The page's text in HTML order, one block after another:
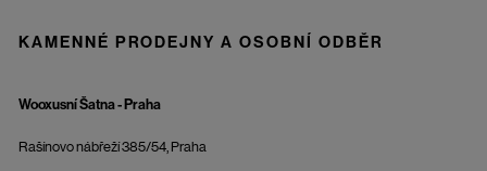
KAMENNÉ PRODEJNY A OSOBNÍ ODBĚR
Wooxusní Šatna - Praha
Rašínovo nábřeží 385/54, Praha